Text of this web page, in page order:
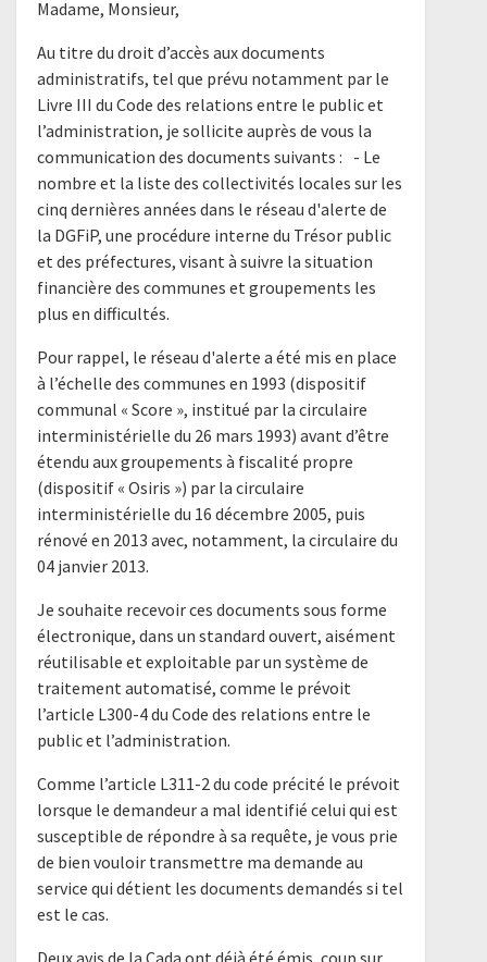
Madame, Monsieur,
Au titre du droit d’accès aux documents
administratifs, tel que prévu notamment par le
Livre III du Code des relations entre le public et
l’administration, je sollicite auprès de vous la
communication des documents suivants : - Le
nombre et la liste des collectivités locales sur les
cinq dernières années dans le réseau d'alerte de
la DGFiP, une procédure interne du Trésor public
et des préfectures, visant à suivre la situation
financière des communes et groupements les
plus en difficultés.
Pour rappel, le réseau d'alerte a été mis en place
à l’échelle des communes en 1993 (dispositif
communal « Score », institué par la circulaire
interministérielle du 26 mars 1993) avant d’être
étendu aux groupements à fiscalité propre
(dispositif « Osiris ») par la circulaire
interministérielle du 16 décembre 2005, puis
rénové en 2013 avec, notamment, la circulaire du
04 janvier 2013.
Je souhaite recevoir ces documents sous forme
électronique, dans un standard ouvert, aisément
réutilisable et exploitable par un système de
traitement automatisé, comme le prévoit
l’article L300-4 du Code des relations entre le
public et l’administration.
Comme l’article L311-2 du code précité le prévoit
lorsque le demandeur a mal identifié celui qui est
susceptible de répondre à sa requête, je vous prie
de bien vouloir transmettre ma demande au
service qui détient les documents demandés si tel
est le cas.